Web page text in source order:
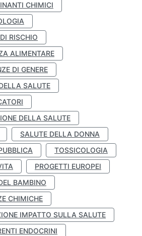
CHIMICI
RISCHIO
ALIMENTARE
DI GENERE
SALUTE
DELLA SALUTE
SALUTE DELLA DONNA
TOSSICOLOGIA
PROGETTI EUROPEI
BAMBINO
CHIMICHE
IMPATTO SULLA SALUTE
ENDOCRINI